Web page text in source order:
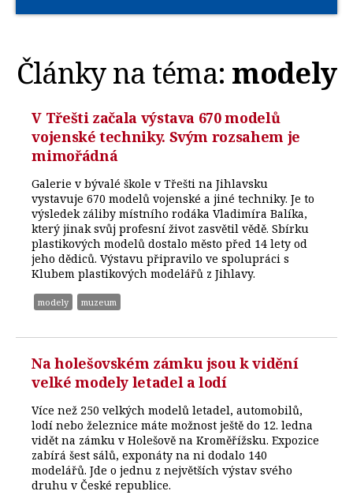
Články na téma: modely
V Třešti začala výstava 670 modelů
vojenské techniky. Svým rozsahem je
mimořádná
Galerie v bývalé škole v Třešti na Jihlavsku
vystavuje 670 modelů vojenské a jiné techniky. Je to
výsledek záliby místního rodáka Vladimíra Balíka,
který jinak svůj profesní život zasvětil vědě. Sbírku
plastikových modelů dostalo město před 14 lety od
jeho dědiců. Výstavu připravilo ve spolupráci s
Klubem plastikových modelářů z Jihlavy.
modely muzeum
Na holešovském zámku jsou k vidění
velké modely letadel a lodí
Více než 250 velkých modelů letadel, automobilů,
lodí nebo železnice máte možnost ještě do 12. ledna
vidět na zámku v Holešově na Kroměřížsku. Expozice
zabírá šest sálů, exponáty na ni dodalo 140
modelářů. Jde o jednu z největších výstav svého
druhu v České republice.